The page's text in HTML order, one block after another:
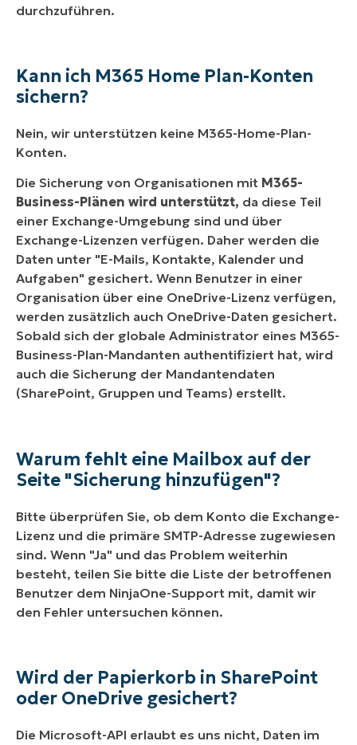
durchzuführen.
Kann ich M365 Home Plan-Konten
sichern?
Nein, wir unterstützen keine M365-Home-Plan-
Konten.
Die Sicherung von Organisationen mit M365-
Business-Plänen wird unterstützt, da diese Teil
einer Exchange-Umgebung sind und über
Exchange-Lizenzen verfügen. Daher werden die
Daten unter "E-Mails, Kontakte, Kalender und
Aufgaben" gesichert. Wenn Benutzer in einer
Organisation über eine OneDrive-Lizenz verfügen,
werden zusätzlich auch OneDrive-Daten gesichert.
Sobald sich der globale Administrator eines M365-
Business-Plan-Mandanten authentifiziert hat, wird
auch die Sicherung der Mandantendaten
(SharePoint, Gruppen und Teams) erstellt.
Warum fehlt eine Mailbox auf der
Seite "Sicherung hinzufügen"?
Bitte überprüfen Sie, ob dem Konto die Exchange-
Lizenz und die primäre SMTP-Adresse zugewiesen
sind. Wenn "Ja" und das Problem weiterhin
besteht, teilen Sie bitte die Liste der betroffenen
Benutzer dem NinjaOne-Support mit, damit wir
den Fehler untersuchen können.
Wird der Papierkorb in SharePoint
oder OneDrive gesichert?
Die Microsoft-API erlaubt es uns nicht, Daten im